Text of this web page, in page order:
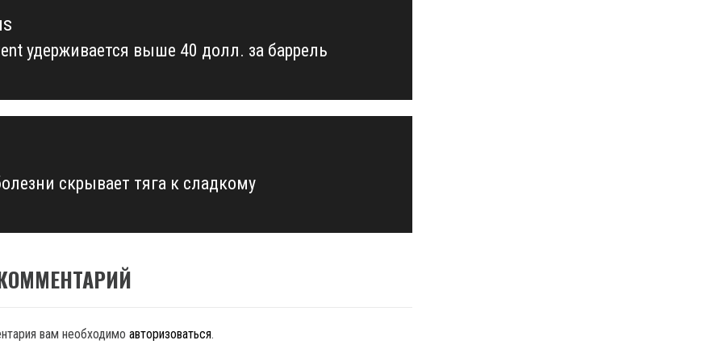
удерживается выше 40 долл. за баррель
скрывает тяга к сладкому
вам необходимо авторизоваться.